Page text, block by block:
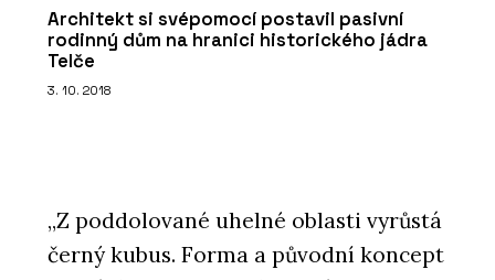
Architekt si svépomocí postavil pasivní
rodinný dům na hranici historického jádra
Telče
3. 10. 2018
„Z poddolované uhelné oblasti vyrůstá
černý kubus. Forma a původní koncept